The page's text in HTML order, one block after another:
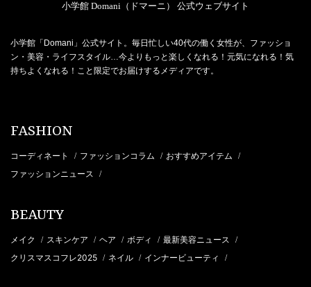
小学館 Domani（ドマーニ） 公式ウェブサイト
小学館「Domani」公式サイト。毎日忙しい40代の働く女性が、ファッショ
ン・美容・ライフスタイル…今よりもっと楽しくなれる！元気になれる！気
持ちよくなれる！こと限定でお届けするメディアです。
FASHION
コーディネート / ファッションコラム / おすすめアイテム /
ファッションニュース /
BEAUTY
メイク / スキンケア / ヘア / ボディ / 最新美容ニュース /
クリスマスコフレ2025 / ネイル / インナービューティ /